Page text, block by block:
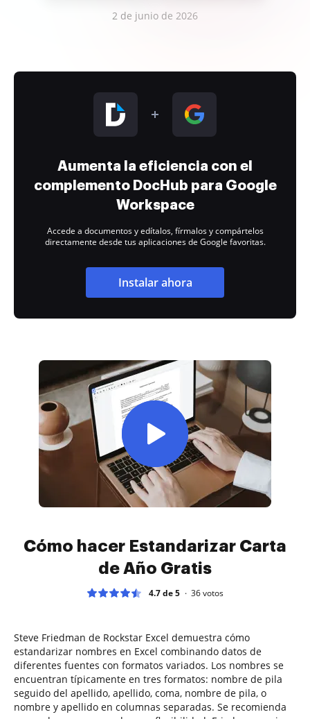
2 de junio de 2026
Aumenta la eficiencia con el
complemento DocHub para Google
Workspace
Accede a documentos y edítalos, fírmalos y compártelos
directamente desde tus aplicaciones de Google favoritas.
Instalar ahora
Cómo hacer Estandarizar Carta
de Año Gratis
4.7 de 5 36votos
Steve Friedman de Rockstar Excel demuestra cómo
estandarizar nombres en Excel combinando datos de
diferentes fuentes con formatos variados. Los nombres se
encuentran típicamente en tres formatos: nombre de pila
seguido del apellido, apellido, coma, nombre de pila, o
nombre y apellido en columnas separadas. Se recomienda